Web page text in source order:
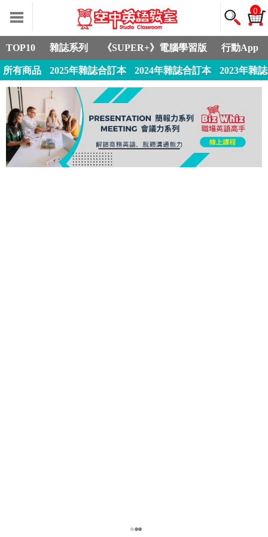
0
TOP10 雜誌系列 《SUPER+》電腦學習版 行動App
所有商品 2025年雜誌合訂本 2024年雜誌合訂本 2023年雜